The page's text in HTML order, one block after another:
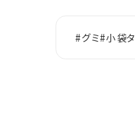
#グミ#小袋